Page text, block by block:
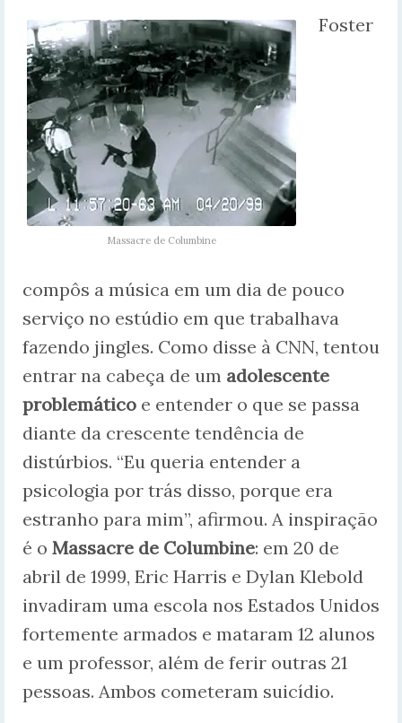
Massacre de Columbine
Foster
compôs a música em um dia de pouco
serviço no estúdio em que trabalhava
fazendo jingles. Como disse à CNN, tentou
entrar na cabeça de um adolescente
problemático e entender o que se passa
diante da crescente tendência de
distúrbios. “Eu queria entender a
psicologia por trás disso, porque era
estranho para mim”, afirmou. A inspiração
é o Massacre de Columbine: em 20 de
abril de 1999, Eric Harris e Dylan Klebold
invadiram uma escola nos Estados Unidos
fortemente armados e mataram 12 alunos
e um professor, além de ferir outras 21
pessoas. Ambos cometeram suicídio.